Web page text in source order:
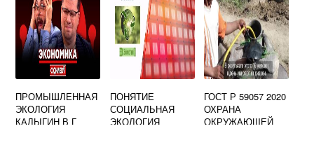
ПРОМЫШЛЕННАЯ
ЭКОЛОГИЯ
КАЛЫГИН В Г
ПОНЯТИЕ
СОЦИАЛЬНАЯ
ЭКОЛОГИЯ
ГОСТ Р 59057 2020
ОХРАНА
ОКРУЖАЮЩЕЙ